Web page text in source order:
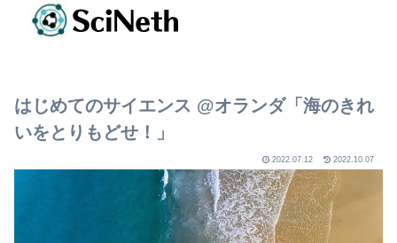
はじめてのサイエンス @オランダ「海のきれ
いをとりもどせ！」
2022.07.12 2022.10.07